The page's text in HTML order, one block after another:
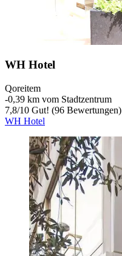
WH Hotel
Qoreitem
‐0,39 km vom Stadtzentrum
7,8/10 Gut! (96 Bewertungen)
WH Hotel